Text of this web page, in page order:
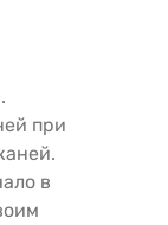
при
в